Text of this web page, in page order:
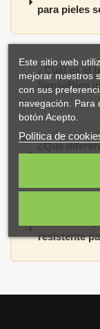
para pieles
¿Cuál es el
SensaBien
¿Qué
resistente
Este sitio web
mejorar nuestros
con sus
navegación. Para
botón Acepto.
Política de